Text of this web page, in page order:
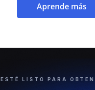
Aprende más
ESTÉ LISTO PARA